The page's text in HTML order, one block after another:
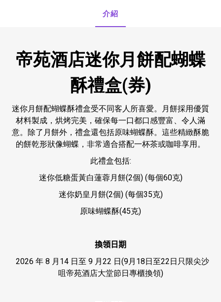
介紹
帝苑酒店迷你月餅配蝴蝶
酥禮盒(券)
迷你月餅配蝴蝶酥禮盒受不同客人所喜愛。月餅採用優質
材料製成，烘烤完美，確保每一口都口感豐富、令人滿
意。除了月餅外，禮盒還包括原味蝴蝶酥。這些精緻酥脆
的餅乾形狀像蝴蝶，非常適合搭配一杯茶或咖啡享用。
此禮盒包括:
迷你低糖蛋黃白蓮蓉月餅(2個) (每個60克)
迷你奶皇月餅(2個) (每個35克)
原味蝴蝶酥(45克)
換領日期
2026 年 8 月14 日至 9 月22 日(9月18日至22日只限尖沙
咀帝苑酒店大堂節日專櫃換領)